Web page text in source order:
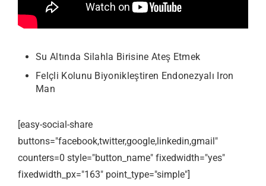
Su Altında Silahla Birisine Ateş Etmek
Felçli Kolunu Biyonikleştiren Endonezyalı Iron
Man
[easy-social-share
buttons="facebook,twitter,google,linkedin,gmail"
counters=0 style="button_name" fixedwidth="yes"
fixedwidth_px="163" point_type="simple"]